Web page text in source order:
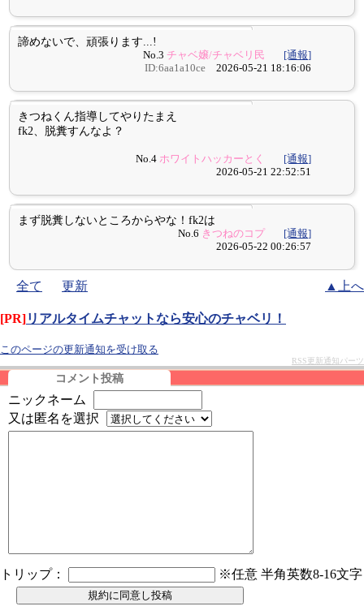
諦めないで、頑張ります...!
No.3チャベ嬢/チャベリ民
[通報]
ID:6aa1a10ce 2026-05-21 18:16:06
きつねくん指導してやりたまえ
fk2、脱糞すんなよ？
No.4ホワイトハッカーとく
[通報]
2026-05-21 22:52:51
まず脱糞しないところからやな！fk2は
No.6 きつねのコプ
[通報]
2026-05-22 00:26:57
全て 更新 ▲上へ
[PR]リアルタイムチャットなら安心のチャベリ！
このページの更新通知を受け取る
RSS更新通知パーツ
コメント投稿
ニックネーム
又は匿名を選択
トリップ： ※任意 半角英数8-16文字